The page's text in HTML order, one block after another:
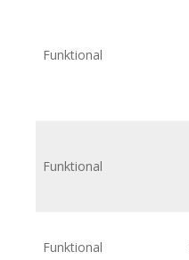
Funktional
Funktional
Funktional